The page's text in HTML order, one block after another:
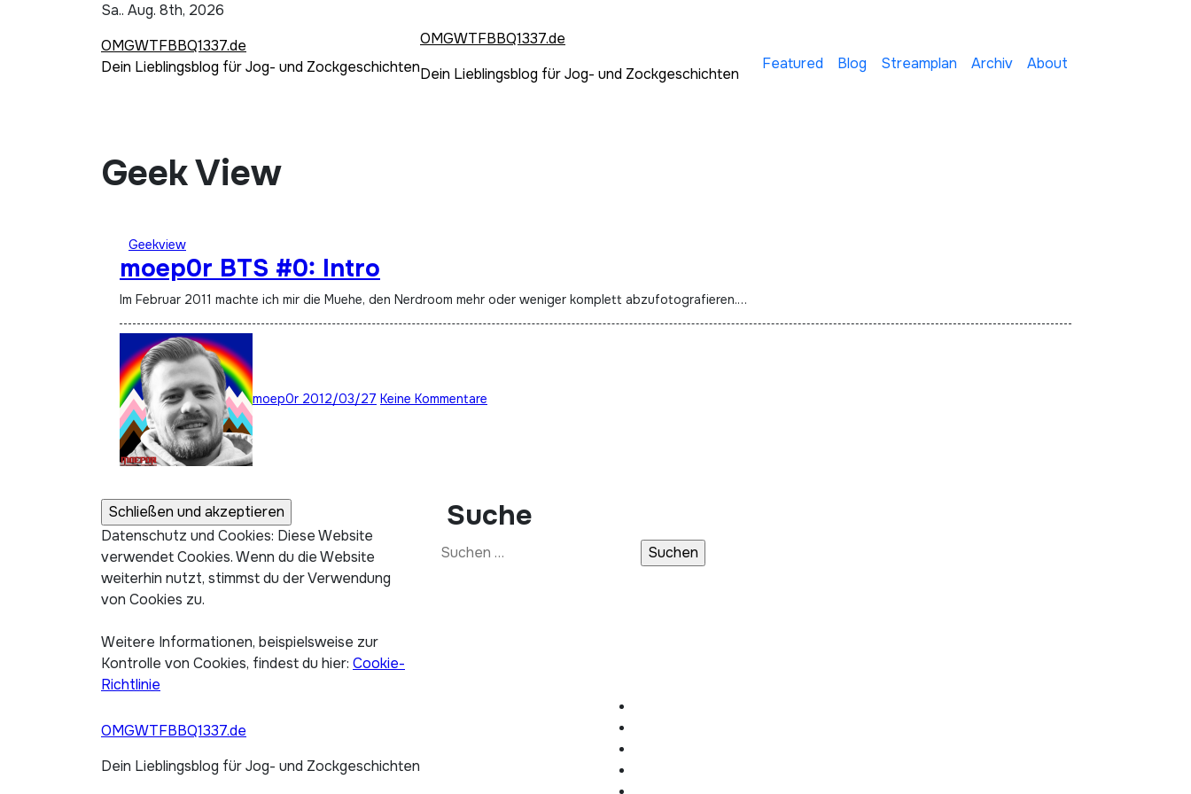
Sa.. Aug. 8th, 2026
OMGWTFBBQ1337.de
Dein Lieblingsblog für Jog- und Zockgeschichten
OMGWTFBBQ1337.de
Dein Lieblingsblog für Jog- und Zockgeschichten
Featured Blog Streamplan Archiv About
Geek View
Geekview
moep0r BTS #0: Intro
Im Februar 2011 machte ich mir die Muehe, den Nerdroom mehr oder weniger komplett abzufotografieren.…
moep0r 2012/03/27 Keine Kommentare
Datenschutz und Cookies: Diese Website
verwendet Cookies. Wenn du die Website
weiterhin nutzt, stimmst du der Verwendung
von Cookies zu.
Weitere Informationen, beispielsweise zur
Kontrolle von Cookies, findest du hier: Cookie-
Richtlinie
Suche
Suchen
OMGWTFBBQ1337.de
Dein Lieblingsblog für Jog- und Zockgeschichten